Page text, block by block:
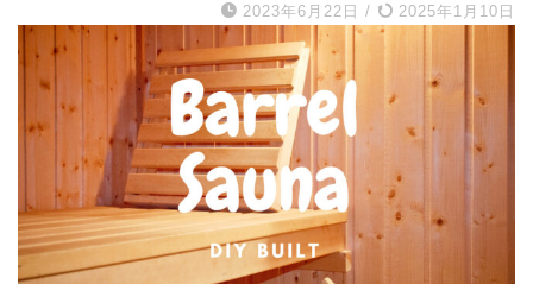
2023年6月22日 / 2025年1月10日